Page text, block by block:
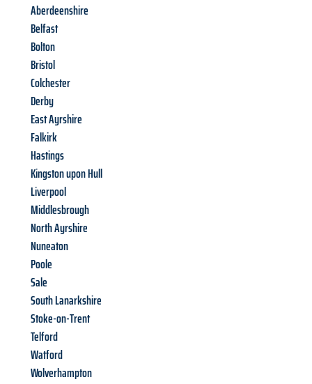
Aberdeenshire
Belfast
Bolton
Bristol
Colchester
Derby
East Ayrshire
Falkirk
Hastings
Kingston upon Hull
Liverpool
Middlesbrough
North Ayrshire
Nuneaton
Poole
Sale
South Lanarkshire
Stoke-on-Trent
Telford
Watford
Wolverhampton